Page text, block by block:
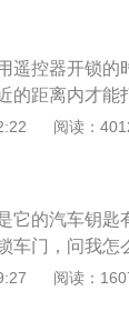
车身控制模
都会使汽车钥
检查和维修。
到故障原因。
低，蓄电池管
变处于失灵
池或钥匙来
线状态进行信
遥控器开锁
的距离内才
情况会有以下
的时候遥控器
首先要做的
况下需要更
器无法远距
扰源的附近，
阅读：
它的汽车钥
车门，问我
因造成的，该
阅读：